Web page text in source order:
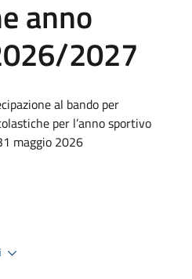
anno
2027
al bando per
per l’anno sportivo
maggio 2026